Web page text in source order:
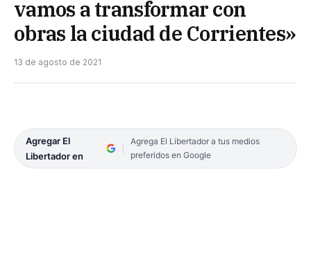
vamos a transformar con
obras la ciudad de Corrientes»
13 de agosto de 2021
Agregar El
Libertador en
Agrega El Libertador a tus medios
preferidos en Google